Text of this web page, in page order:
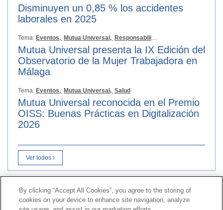
Disminuyen un 0,85 % los accidentes
laborales en 2025
Tema: Eventos, Mutua Universal, Responsabilidad Social
Mutua Universal presenta la IX Edición del
Observatorio de la Mujer Trabajadora en
Málaga
Tema: Eventos, Mutua Universal, Salud
Mutua Universal reconocida en el Premio
OISS: Buenas Prácticas en Digitalización
2026
Ver todos
Contacto|Perfil do contratante|Reclamacións
Liña Universal 900 203 203
| Zona Privada Comisión de
By clicking “Accept All Cookies”, you agree to the storing of
cookies on your device to enhance site navigation, analyze